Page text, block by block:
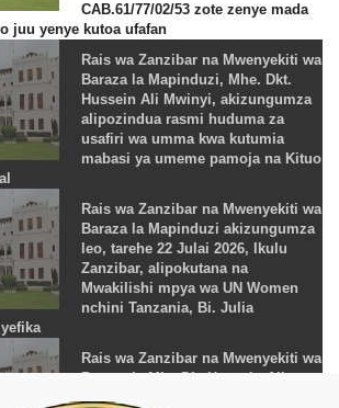
CAB.61/77/02/53 zote zenye mada
juu yenye kutoa ufafan
Rais wa Zanzibar na Mwenyekiti wa
Baraza la Mapinduzi, Mhe. Dkt.
Hussein Ali Mwinyi, akizungumza
alipozindua rasmi huduma za
usafiri wa umma kwa kutumia
mabasi ya umeme pamoja na Kituo
Rais wa Zanzibar na Mwenyekiti wa
Baraza la Mapinduzi akizungumza
leo, tarehe 22 Julai 2026, Ikulu
Zanzibar, alipokutana na
Mwakilishi mpya wa UN Women
nchini Tanzania, Bi. Julia
Rais wa Zanzibar na Mwenyekiti wa
Baraza la Mhe.Dkt.Hussein Ali
Mwinyi akizungumza leo, tarehe 28